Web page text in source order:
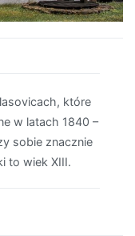
które
w latach 1840 –
sobie znacznie
to wiek XIII.